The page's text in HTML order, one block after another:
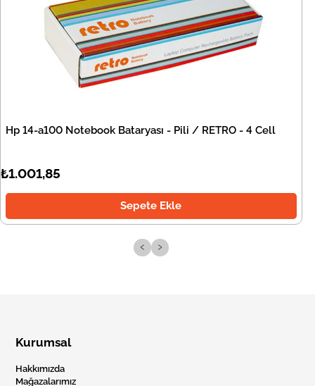
Hp 14-a100 Notebook Bataryası - Pili / RETRO - 4 Cell
₺1.001,85
Sepete Ekle
‹ ›
Kurumsal
Hakkımızda
Mağazalarımız